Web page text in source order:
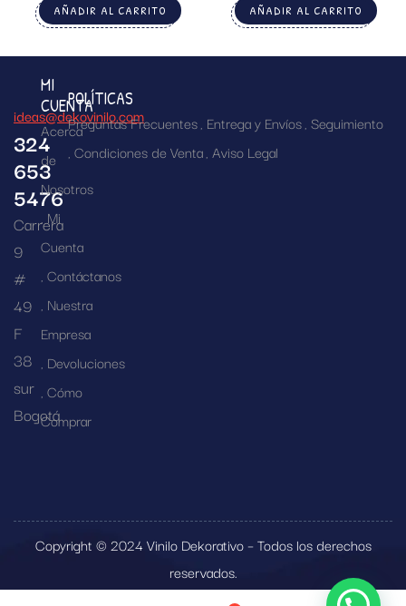
AÑADIR AL CARRITO AÑADIR AL CARRITO
ideas@dekovinilo.com
324
653
5476
Carrera
9
#
49
F
38
sur
Bogotá
MI
CUENTA
Acerca
de
Nosotros
Mi
Cuenta
Contáctanos
Nuestra
Empresa
Devoluciones
Cómo
Comprar
POLÍTICAS
Preguntas Frecuentes Entrega y Envíos Seguimiento
Condiciones de Venta Aviso Legal
Copyright © 2024 Vinilo Dekorativo – Todos los derechos
reservados.